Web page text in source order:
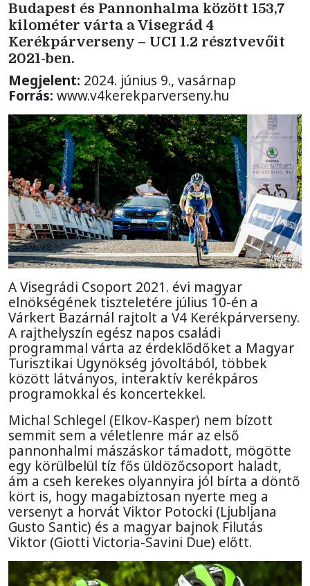
Budapest és Pannonhalma között 153,7
kilométer várta a Visegrád 4
Kerékpárverseny – UCI 1.2 résztvevőit
2021-ben.
Megjelent: 2024. június 9., vasárnap
Forrás: www.v4kerekparverseny.hu
A Visegrádi Csoport 2021. évi magyar
elnökségének tiszteletére július 10-én a
Várkert Bazárnál rajtolt a V4 Kerékpárverseny.
A rajthelyszín egész napos családi
programmal várta az érdeklődőket a Magyar
Turisztikai Ügynökség jóvoltából, többek
között látványos, interaktív kerékpáros
programokkal és koncertekkel.
Michal Schlegel (Elkov-Kasper) nem bízott
semmit sem a véletlenre már az első
pannonhalmi mászáskor támadott, mögötte
egy körülbelül tíz fős üldözőcsoport haladt,
ám a cseh kerekes olyannyira jól bírta a döntő
kört is, hogy magabiztosan nyerte meg a
versenyt a horvát Viktor Potocki (Ljubljana
Gusto Santic) és a magyar bajnok Filutás
Viktor (Giotti Victoria-Savini Due) előtt.